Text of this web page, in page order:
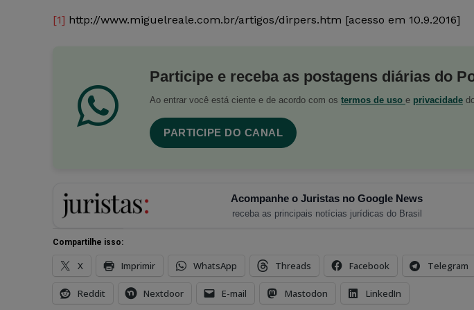
[1] http://www.miguelreale.com.br/artigos/dirpers.htm [acesso em 10.9.2016]
Participe e receba as postagens diárias do
Ao entrar você está ciente e de acordo com os termos de uso e privacidade
PARTICIPE DO CANAL
Acompanhe o Juristas no Google News
receba as principais notícias jurídicas do Brasil
Compartilhe isso:
X Imprimir WhatsApp Threads Facebook Telegram
Reddit Nextdoor E-mail Mastodon LinkedIn